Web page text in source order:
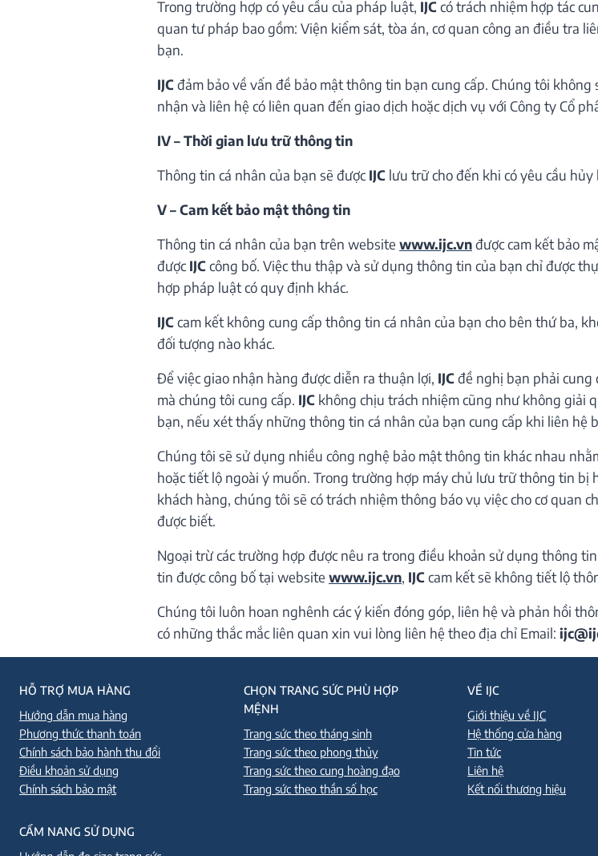
Trong trường hợp có yêu cầu của pháp luật, IJC có trách nhiệm hợp tác
quan tư pháp bao gồm: Viện kiểm sát, tòa án, cơ quan công an điều tra
bạn.
IJC đảm bảo về vấn đề bảo mật thông tin bạn cung cấp. Chúng tôi
nhận và liên hệ có liên quan đến giao dịch hoặc dịch vụ với Công ty Cổ
IV – Thời gian lưu trữ thông tin
Thông tin cá nhân của bạn sẽ đượcIJC lưu trữ cho đến khi có yêu cầu hủy
V – Cam kết bảo mật thông tin
Thông tin cá nhân của bạn trên website www.ijc.vnđược cam kết bảo
đượcIJC công bố. Việc thu thập và sử dụng thông tin của bạn chỉ được
hợp pháp luật có quy định khác.
IJC cam kết không cung cấp thông tin cá nhân của bạn cho bên thứ ba,
đối tượng nào khác.
Để việc giao nhận hàng được diễn ra thuận lợi, IJC đề nghị bạn phải cung
mà chúng tôi cung cấp. IJC không chịu trách nhiệm cũng như không giải
bạn, nếu xét thấy những thông tin cá nhân của bạn cung cấp khi liên hệ
Chúng tôi sẽ sử dụng nhiều công nghệ bảo mật thông tin khác nhau
hoặc tiết lộ ngoài ý muốn. Trong trường hợp máy chủ lưu trữ thông tin bị
khách hàng, chúng tôi sẽ có trách nhiệm thông báo vụ việc cho cơ quan
được biết.
Ngoại trừ các trường hợp được nêu ra trong điều khoản sử dụng thông
tin được công bố tại website www.ijc.vn, IJC cam kết sẽ không tiết lộ
Chúng tôi luôn hoan nghênh các ý kiến đóng góp, liên hệ và phản hồi
có những thắc mắc liên quan xin vui lòng liên hệ theo địa chỉ Email:
HỖ TRỢ MUA HÀNG
Hướng dẫn mua hàng
Phương thức thanh toán
Chính sách bảo hành thu đổi
Điều khoản sử dụng
Chính sách bảo mật
CẨM NANG SỬ DỤNG
CHỌN TRANG SỨC PHÙ HỢP
MỆNH
Trang sức theo tháng sinh
Trang sức theo phong thủy
Trang sức theo cung hoàng đạo
Trang sức theo thần số học
VỀ IJC
Giới thiệu về IJC
Hệ thống cửa hàng
Tin tức
Liên hệ
Kết nối thương hiệu